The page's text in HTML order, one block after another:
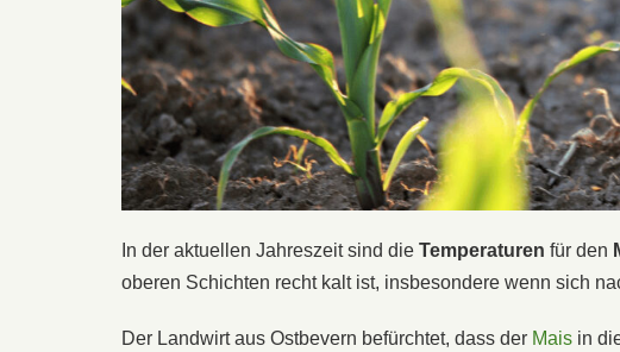
In der aktuellen Jahreszeit sind die Temperaturen für den
oberen Schichten recht kalt ist, insbesondere wenn sich
Der Landwirt aus Ostbevern befürchtet, dass der Mais in